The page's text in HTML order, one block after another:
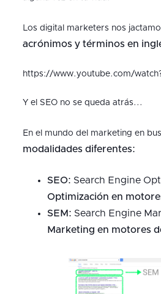
Los digital marketers nos
acrónimos y términos en
https://www.youtube.com/
Y el SEO no se queda atrás...
En el mundo del marketing en
modalidades diferentes:
SEO: Search Engine
Optimización en
SEM: Search Engine
Marketing en motores